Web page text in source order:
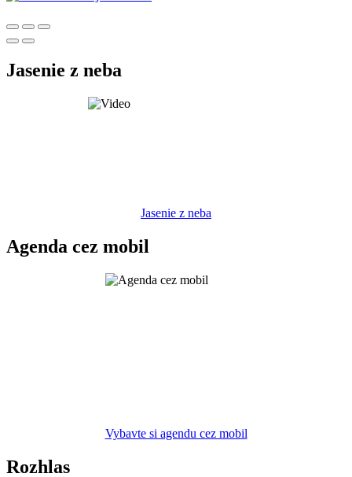
Jasenie z neba
Jasenie z neba
Agenda cez mobil
Vybavte si agendu cez mobil
Rozhlas